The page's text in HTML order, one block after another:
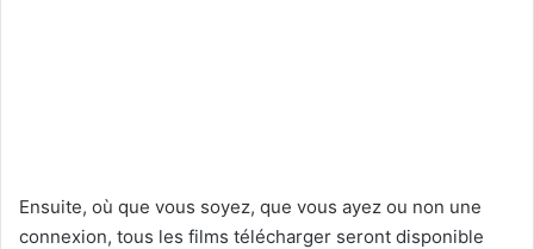
Ensuite, où que vous soyez, que vous ayez ou non une
connexion, tous les films télécharger seront disponible